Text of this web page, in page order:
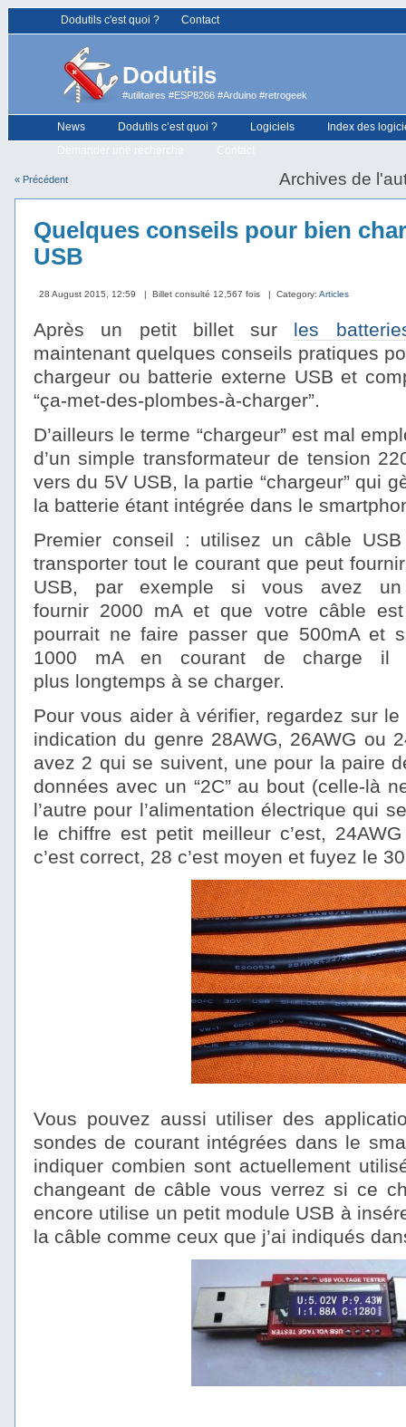
Dodutils c'est quoi ? Contact
Dodutils
#utilitaires #ESP8266 #Arduino #retrogeek
News Dodutils c’est quoi ? Logiciels
Index des
Demander une recherche
Contact
« Précédent Archives de
Quelques conseils pour bien
USB
28 August 2015, 12:59 | Billet consulté 12,567 fois | Category: Articles
Après un petit billet sur les
maintenant quelques conseils pratiques
chargeur ou batterie externe USB et
“ça-met-des-plombes-à-charger”.
D’ailleurs le terme “chargeur” est mal
d’un simple transformateur de tension
vers du 5V USB, la partie “chargeur” qui
la batterie étant intégrée dans le
Premier conseil : utilisez un câble
transporter tout le courant que peut
USB, par exemple si vous avez un
fournir 2000 mA et que votre câble
pourrait ne faire passer que 500mA et
1000 mA en courant de charge il
plus longtemps à se charger.
Pour vous aider à vérifier, regardez sur
indication du genre 28AWG, 26AWG ou
avez 2 qui se suivent, une pour la paire
données avec un “2C” au bout (celle-là
l’autre pour l’alimentation électrique qui
le chiffre est petit meilleur c’est,
c’est correct, 28 c’est moyen et fuyez le
Vous pouvez aussi utiliser des
sondes de courant intégrées dans le
indiquer combien sont actuellement
changeant de câble vous verrez si ce
encore utilise un petit module USB à
la câble comme ceux que j’ai indiqués